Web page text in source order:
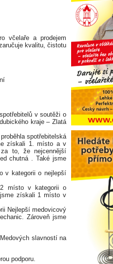
včelaře a prodejem
kvalitu, čistotu
v soutěži o
kraje – Zlatá
spotřebitelská
získali 1. místo a v
to, že nejcennější
chutná . Také jsme
v kategorii o nejlepší
místo v kategorii o
získali 1 místo v
Nejlepší medovicový
Zároveň jsme
slavností na
podporu.